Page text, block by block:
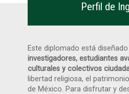
Perfil de
Este diplomado está
investigadores, estudiantes
culturales y colectivos
libertad religiosa, el
de México. Para disfrutar y